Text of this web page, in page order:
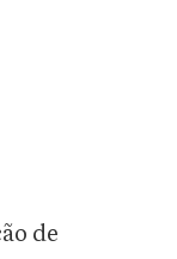
de